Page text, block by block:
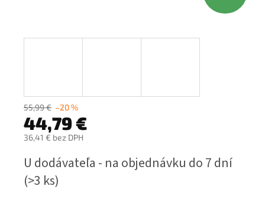
55,99 € –20 %
44,79 €
36,41 € bez DPH
cena:
U dodávateľa - na objednávku do 7 dní
(>3 ks)